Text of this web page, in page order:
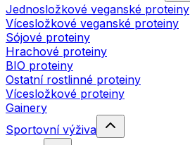
Jednosložkové veganské proteiny
Vícesložkové veganské proteiny
Sójové proteiny
Hrachové proteiny
BIO proteiny
Ostatní rostlinné proteiny
Vícesložkové proteiny
Gainery
Sportovní výživa